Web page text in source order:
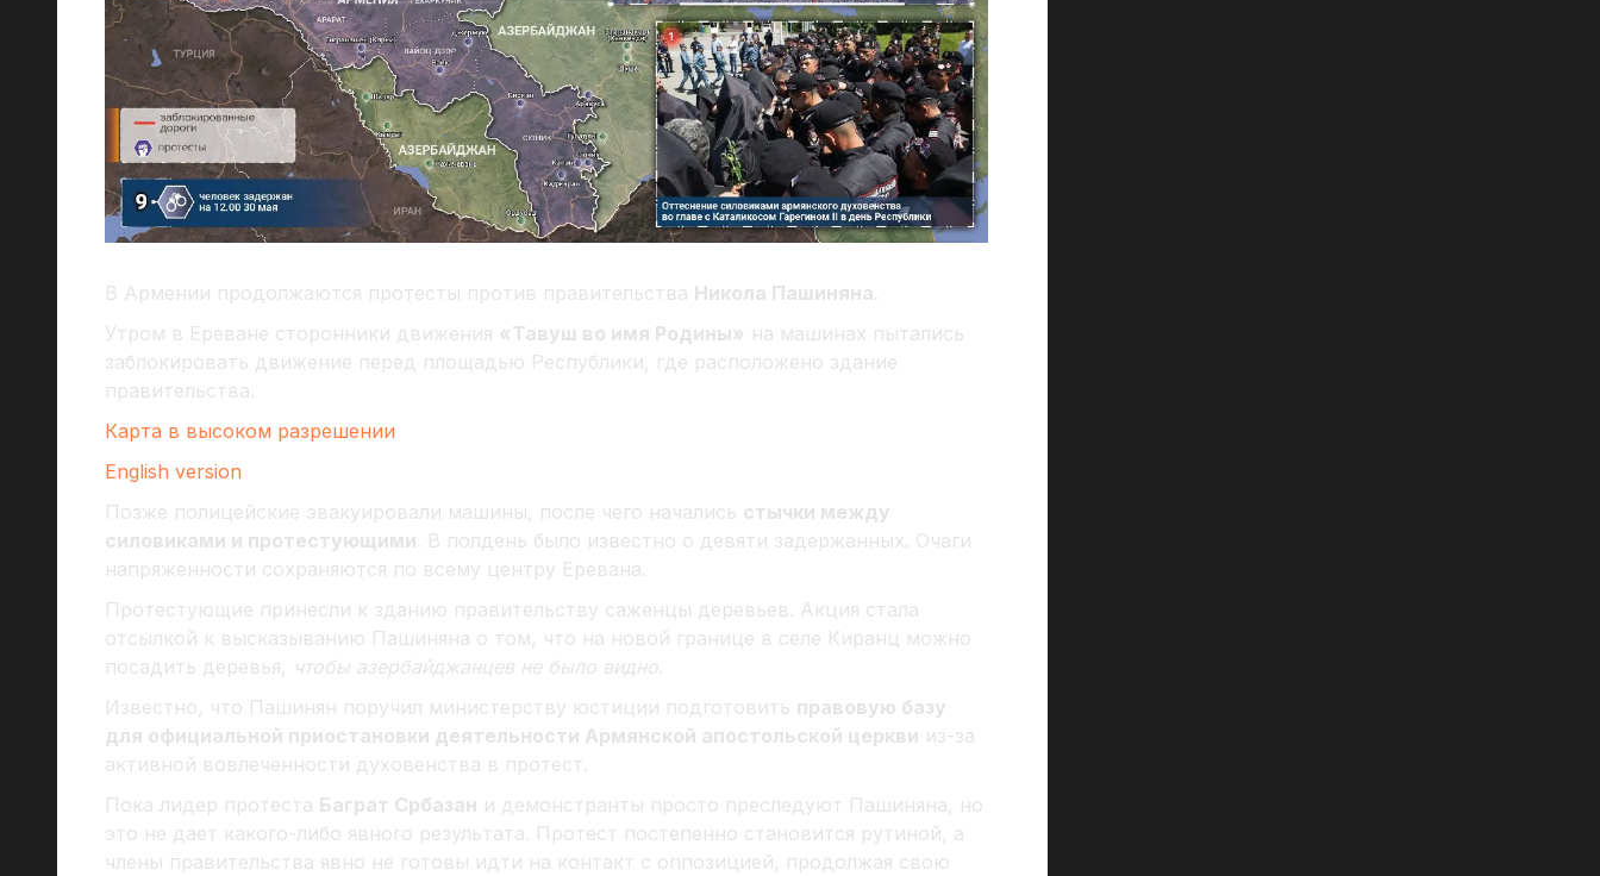
В Армении продолжаются протесты против правительства Никола Пашиняна.
Утром в Ереване сторонники движения «Тавуш во имя Родины» на машинах пытались
заблокировать движение перед площадью Республики, где расположено здание
правительства.
Карта в высоком разрешении
English version
Позже полицейские эвакуировали машины, после чего начались стычки между
силовиками и протестующими. В полдень было известно о девяти задержанных. Очаги
напряженности сохраняются по всему центру Еревана.
Протестующие принесли к зданию правительству саженцы деревьев. Акция стала
отсылкой к высказыванию Пашиняна о том, что на новой границе в селе Киранц можно
посадить деревья, чтобы азербайджанцев не было видно.
Известно, что Пашинян поручил министерству юстиции подготовить правовую базу
для официальной приостановки деятельности Армянской апостольской церкви из-за
активной вовлеченности духовенства в протест.
Пока лидер протеста Баграт Србазан и демонстранты просто преследуют Пашиняна, но
это не дает какого-либо явного результата. Протест постепенно становится рутиной, а
члены правительства явно не готовы идти на контакт с оппозицией, продолжая свою